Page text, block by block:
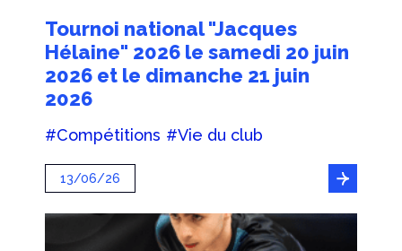
Tournoi national "Jacques
Hélaine" 2026 le samedi 20 juin
2026 et le dimanche 21 juin
2026
#Compétitions #Vie du club
13/06/26